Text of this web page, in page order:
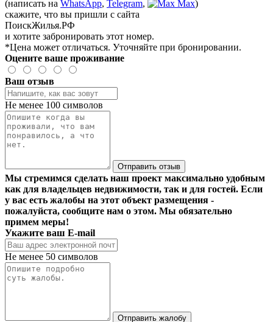
(написать на WhatsApp, Telegram, Max)
скажите, что вы пришли с сайта
ПоискЖилья.РФ
и хотите забронировать этот номер.
*Цена может отличаться. Уточняйте при бронировании.
Оцените ваше проживание
Ваш отзыв
Не менее 100 символов
Отправить отзыв
Мы стремимся сделать наш проект максимально удобным
как для владельцев недвижимости, так и для гостей. Если
у вас есть жалобы на этот объект размещения -
пожалуйста, сообщите нам о этом. Мы обязательно
примем меры!
Укажите ваш E-mail
Не менее 50 символов
Отправить жалобу